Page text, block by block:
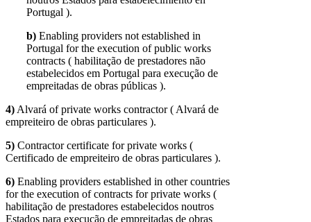
Portugal ).
b) Enabling providers not established in
Portugal for the execution of public works
contracts ( habilitação de prestadores não
estabelecidos em Portugal para execução de
empreitadas de obras públicas ).
4) Alvará of private works contractor ( Alvará de
empreiteiro de obras particulares ).
5) Contractor certificate for private works (
Certificado de empreiteiro de obras particulares ).
6) Enabling providers established in other countries
for the execution of contracts for private works (
habilitação de prestadores estabelecidos noutros
Estados para execução de empreitadas de obras